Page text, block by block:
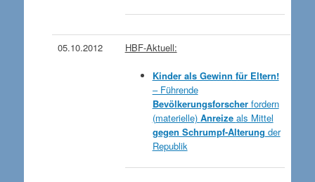
05.10.2012 HBF-Aktuell:
Kinder als Gewinn für Eltern!
– Führende
Bevölkerungsforscherfordern
(materielle) Anreize als Mittel
gegen Schrumpf-Alterung der
Republik